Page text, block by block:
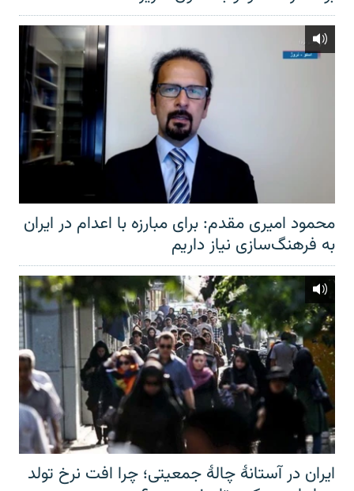
محمود امیری مقدم: برای مبارزه با اعدام در ایران
به فرهنگ‌سازی نیاز داریم
ایران در آستانهٔ چالهٔ جمعیتی؛ چرا افت نرخ تولد